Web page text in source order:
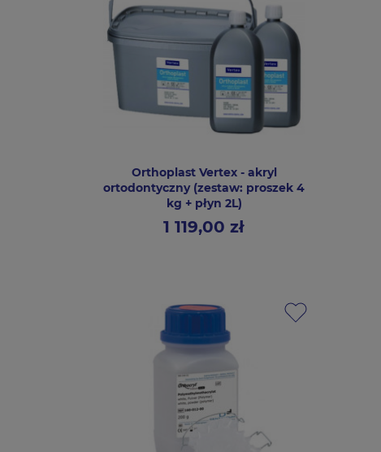
Orthoplast Vertex - akryl
ortodontyczny (zestaw: proszek 4
kg + płyn 2L)
Cena
1 119,00 zł